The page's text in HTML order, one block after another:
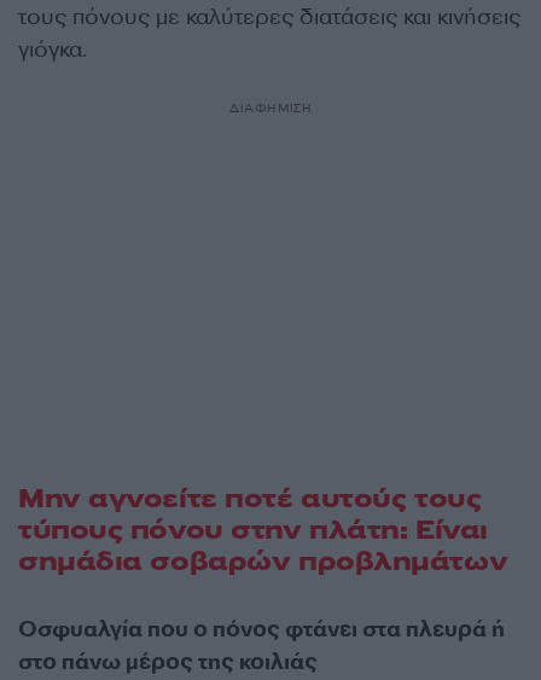
τους πόνους με καλύτερες διατάσεις και κινήσεις
γιόγκα.
ΔΙΑΦΗΜΙΣΗ
Μην αγνοείτε ποτέ αυτούς τους
τύπους πόνου στην πλάτη: Είναι
σημάδια σοβαρών προβλημάτων
Οσφυαλγία που ο πόνος φτάνει στα πλευρά ή
στο πάνω μέρος της κοιλιάς